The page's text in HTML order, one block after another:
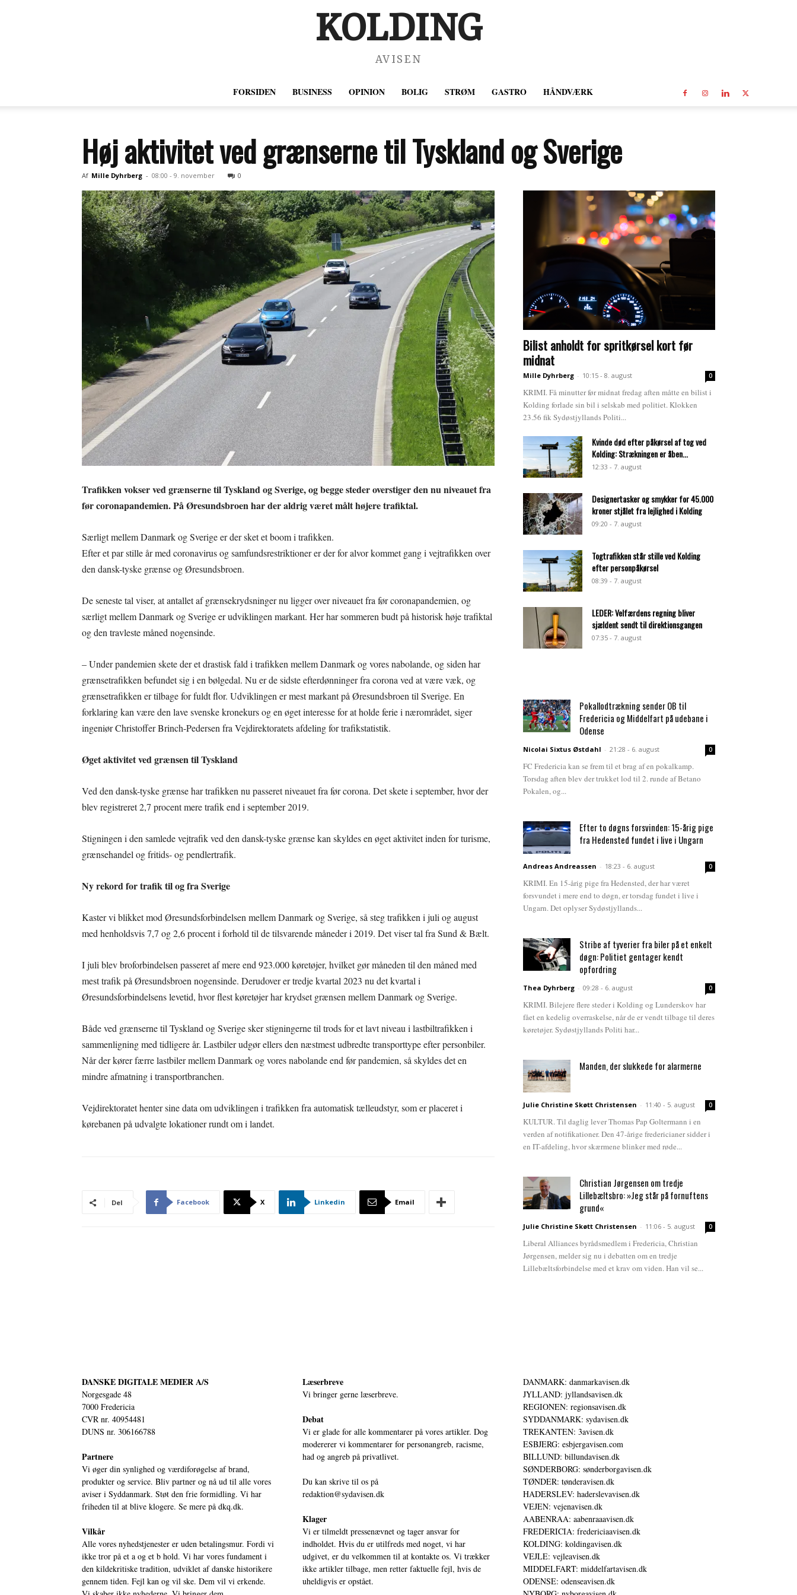
KOLDING
AVISEN
FORSIDEN BUSINESS OPINION BOLIG STRØM GASTRO HÅNDVÆRK
Høj aktivitet ved grænserne til Tyskland og Sverige
Af Mille Dyhrberg - 08:00 - 9. november 0
Trafikken vokser ved grænserne til Tyskland og Sverige, og begge steder overstiger den nu niveauet fra
før coronapandemien. På Øresundsbroen har der aldrig været målt højere trafiktal.
Særligt mellem Danmark og Sverige er der sket et boom i trafikken.
Efter et par stille år med coronavirus og samfundsrestriktioner er der for alvor kommet gang i vejtrafikken over
den dansk-tyske grænse og Øresundsbroen.
De seneste tal viser, at antallet af grænsekrydsninger nu ligger over niveauet fra før coronapandemien, og
særligt mellem Danmark og Sverige er udviklingen markant. Her har sommeren budt på historisk høje trafiktal
og den travleste måned nogensinde.
– Under pandemien skete der et drastisk fald i trafikken mellem Danmark og vores nabolande, og siden har
grænsetrafikken befundet sig i en bølgedal. Nu er de sidste efterdønninger fra corona ved at være væk, og
grænsetrafikken er tilbage for fuldt flor. Udviklingen er mest markant på Øresundsbroen til Sverige. En
forklaring kan være den lave svenske kronekurs og en øget interesse for at holde ferie i nærområdet, siger
ingeniør Christoffer Brinch-Pedersen fra Vejdirektoratets afdeling for trafikstatistik.
Øget aktivitet ved grænsen til Tyskland
Ved den dansk-tyske grænse har trafikken nu passeret niveauet fra før corona. Det skete i september, hvor der
blev registreret 2,7 procent mere trafik end i september 2019.
Stigningen i den samlede vejtrafik ved den dansk-tyske grænse kan skyldes en øget aktivitet inden for turisme,
grænsehandel og fritids- og pendlertrafik.
Ny rekord for trafik til og fra Sverige
Kaster vi blikket mod Øresundsforbindelsen mellem Danmark og Sverige, så steg trafikken i juli og august
med henholdsvis 7,7 og 2,6 procent i forhold til de tilsvarende måneder i 2019. Det viser tal fra Sund & Bælt.
I juli blev broforbindelsen passeret af mere end 923.000 køretøjer, hvilket gør måneden til den måned med
mest trafik på Øresundsbroen nogensinde. Derudover er tredje kvartal 2023 nu det kvartal i
Øresundsforbindelsens levetid, hvor flest køretøjer har krydset grænsen mellem Danmark og Sverige.
Både ved grænserne til Tyskland og Sverige sker stigningerne til trods for et lavt niveau i lastbiltrafikken i
sammenligning med tidligere år. Lastbiler udgør ellers den næstmest udbredte transporttype efter personbiler.
Når der kører færre lastbiler mellem Danmark og vores nabolande end før pandemien, så skyldes det en
mindre afmatning i transportbranchen.
Vejdirektoratet henter sine data om udviklingen i trafikken fra automatisk tælleudstyr, som er placeret i
kørebanen på udvalgte lokationer rundt om i landet.
Del Facebook X Linkedin Email
Bilist anholdt for spritkørsel kort før
midnat
Mille Dyhrberg - 10:15 - 8. august 0
KRIMI. Få minutter før midnat fredag aften måtte en bilist i
Kolding forlade sin bil i selskab med politiet. Klokken
23.56 fik Sydøstjyllands Politi...
Kvinde død efter påkørsel af tog ved
Kolding: Strækningen er åben...
12:33 - 7. august
Designertasker og smykker for 45.000
kroner stjålet fra lejlighed i Kolding
09:20 - 7. august
Togtrafikken står stille ved Kolding
efter personpåkørsel
08:39 - 7. august
LEDER: Velfærdens regning bliver
sjældent sendt til direktionsgangen
07:35 - 7. august
Pokallodtrækning sender OB til
Fredericia og Middelfart på udebane i
Odense
Nicolai Sixtus Østdahl - 21:28 - 6. august 0
FC Fredericia kan se frem til et brag af en pokalkamp.
Torsdag aften blev der trukket lod til 2. runde af Betano
Pokalen, og...
Efter to døgns forsvinden: 15-årig pige
fra Hedensted fundet i live i Ungarn
Andreas Andreassen - 18:23 - 6. august 0
KRIMI. En 15-årig pige fra Hedensted, der har været
forsvundet i mere end to døgn, er torsdag fundet i live i
Ungarn. Det oplyser Sydøstjyllands...
Stribe af tyverier fra biler på et enkelt
døgn: Politiet gentager kendt
opfordring
Thea Dyhrberg - 09:28 - 6. august 0
KRIMI. Bilejere flere steder i Kolding og Lunderskov har
fået en kedelig overraskelse, når de er vendt tilbage til deres
køretøjer. Sydøstjyllands Politi har...
Manden, der slukkede for alarmerne
Julie Christine Skøtt Christensen - 11:40 - 5. august 0
KULTUR. Til daglig lever Thomas Pap Goltermann i en
verden af notifikationer. Den 47-årige fredericianer sidder i
en IT-afdeling, hvor skærmene blinker med røde...
Christian Jørgensen om tredje
Lillebæltsbro: »Jeg står på fornuftens
grund«
Julie Christine Skøtt Christensen - 11:06 - 5. august 0
Liberal Alliances byrådsmedlem i Fredericia, Christian
Jørgensen, melder sig nu i debatten om en tredje
Lillebæltsforbindelse med et krav om viden. Han vil se...
DANSKE DIGITALE MEDIER A/S
Norgesgade 48
7000 Fredericia
CVR nr. 40954481
DUNS nr. 306166788
Partnere
Vi øger din synlighed og værdiforøgelse af brand,
produkter og service. Bliv partner og nå ud til alle vores
aviser i Syddanmark. Støt den frie formidling. Vi har
friheden til at blive klogere. Se mere på dkq.dk.
Vilkår
Alle vores nyhedstjenester er uden betalingsmur. Fordi vi
ikke tror på et a og et b hold. Vi har vores fundament i
den kildekritiske tradition, udviklet af danske historikere
gennem tiden. Fejl kan og vil ske. Dem vil vi erkende.
Læserbreve
Vi bringer gerne læserbreve.
Debat
Vi er glade for alle kommentarer på vores artikler. Dog
modererer vi kommentarer for personangreb, racisme,
had og angreb på privatlivet.
Du kan skrive til os på
redaktion@sydavisen.dk
Klager
Vi er tilmeldt pressenævnet og tager ansvar for
indholdet. Hvis du er utilfreds med noget, vi har
udgivet, er du velkommen til at kontakte os. Vi trækker
ikke artikler tilbage, men retter faktuelle fejl, hvis de
uheldigvis er opstået.
DANMARK: danmarkavisen.dk
JYLLAND: jyllandsavisen.dk
REGIONEN: regionsavisen.dk
SYDDANMARK: sydavisen.dk
TREKANTEN: 3avisen.dk
ESBJERG: esbjergavisen.com
BILLUND: billundavisen.dk
SØNDERBORG: sønderborgavisen.dk
TØNDER: tønderavisen.dk
HADERSLEV: haderslevavisen.dk
VEJEN: vejenavisen.dk
AABENRAA: aabenraaavisen.dk
FREDERICIA: fredericiaavisen.dk
KOLDING: koldingavisen.dk
VEJLE: vejleavisen.dk
MIDDELFART: middelfartavisen.dk
ODENSE: odenseavisen.dk